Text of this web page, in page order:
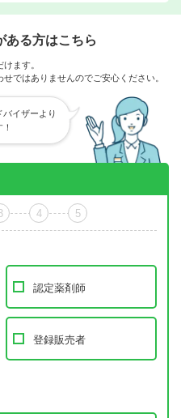
ある方はこちら
ます。
ではありませんのでご安心ください。
イザーより
4 5
認定薬剤師
登録販売者